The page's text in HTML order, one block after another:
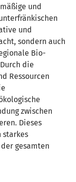
und
und
sondern auch
Bio-
die
Ressourcen
zwischen
Dieses
gesamten